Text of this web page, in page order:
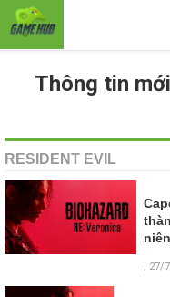
Thông tin
RESIDENT EVIL
, 27/